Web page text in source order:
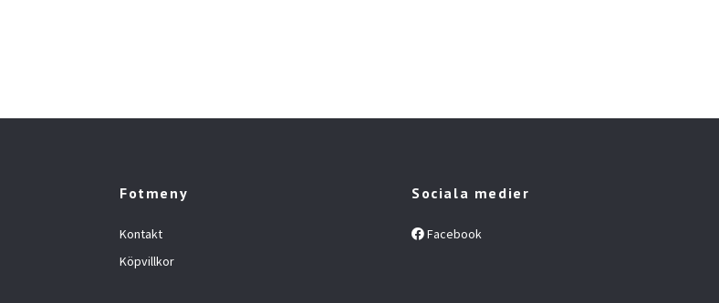
Fotmeny
Kontakt
Köpvillkor
Sociala medier
Facebook